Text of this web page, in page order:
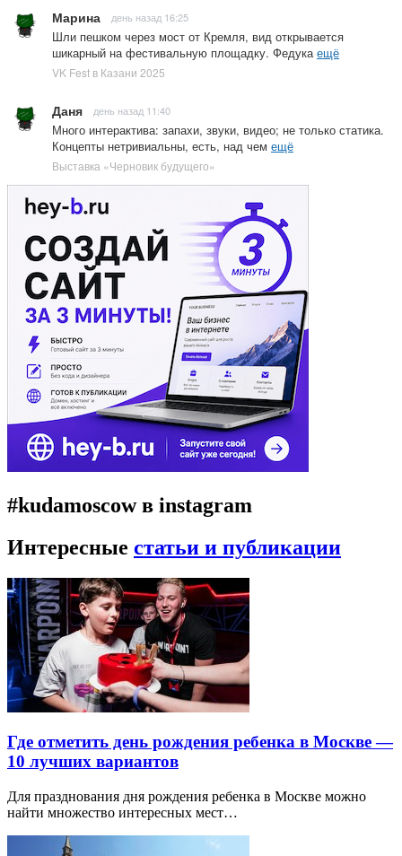
Марина день назад 16:25
Шли пешком через мост от Кремля, вид открывается
шикарный на фестивальную площадку. Федукаещё
VK Fest в Казани 2025
Даня день назад 11:40
Много интерактива: запахи, звуки, видео; не только статика.
Концепты нетривиальны, есть, над чем ещё
Выставка «Черновик будущего»
#kudamoscow в instagram
Интересные статьи и публикации
Где отметить день рождения ребенка в Москве —
10 лучших вариантов
Для празднования дня рождения ребенка в Москве можно
найти множество интересных мест…